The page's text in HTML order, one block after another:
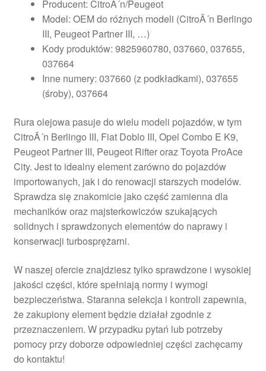
Producent: CitroÃ´n/Peugeot
Model: OEM do różnych modeli (CitroÃ´n Berlingo
III, Peugeot Partner III, …)
Kody produktów: 9825960780, 037660, 037655,
037664
Inne numery: 037660 (z podkładkami), 037655
(śroby), 037664
Rura olejowa pasuje do wielu modeli pojazdów, w tym
CitroÃ´n Berlingo III, Fiat Doblo III, Opel Combo E K9,
Peugeot Partner III, Peugeot Rifter oraz Toyota ProAce
City. Jest to idealny element zarówno do pojazdów
importowanych, jak i do renowacji starszych modelów.
Sprawdza się znakomicie jako część zamienna dla
mechaników oraz majsterkowiczów szukających
solidnych i sprawdzonych elementów do naprawy i
konserwacji turbosprężarni.
W naszej ofercie znajdziesz tylko sprawdzone i wysokiej
jakości części, które spełniają normy i wymogi
bezpieczeństwa. Staranna selekcja i kontroli zapewnia,
że zakupiony element będzie działał zgodnie z
przeznaczeniem. W przypadku pytań lub potrzeby
pomocy przy doborze odpowiedniej części zachęcamy
do kontaktu!